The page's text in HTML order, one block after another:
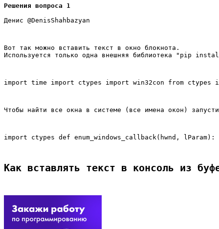
Решения вопроса 1
Денис @DenisShahbazyan
Вот так можно вставить текст в окно блокнота.
Используется только одна внешняя библиотека "pip
import time import ctypes import win32con from ctypes
Чтобы найти все окна в системе (все имена окон)
import ctypes def enum_windows_callback(hwnd,
Как вставлять текст в консоль из